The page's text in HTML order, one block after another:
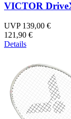
VICTOR
UVP 139,00 €
121,90 €
Details